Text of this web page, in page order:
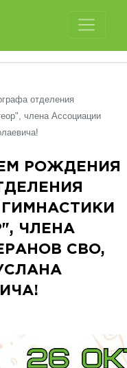
отделения
члена Ассоциации
РОЖДЕНИЯ
ЧЛЕНА
СВО,